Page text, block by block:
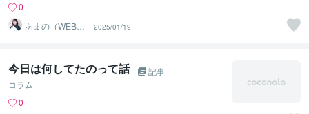
0
あまの（WEB歴
5年）
2025/01/19
今日は何してたのって話
記事
コラム
0